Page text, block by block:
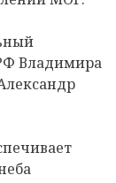
Владимира